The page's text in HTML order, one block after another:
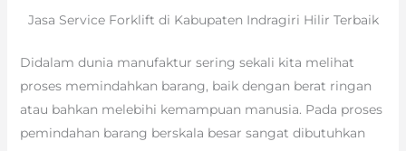
Jasa Service Forklift di Kabupaten Indragiri Hilir Terbaik
Didalam dunia manufaktur sering sekali kita melihat
proses memindahkan barang, baik dengan berat ringan
atau bahkan melebihi kemampuan manusia. Pada proses
pemindahan barang berskala besar sangat dibutuhkan